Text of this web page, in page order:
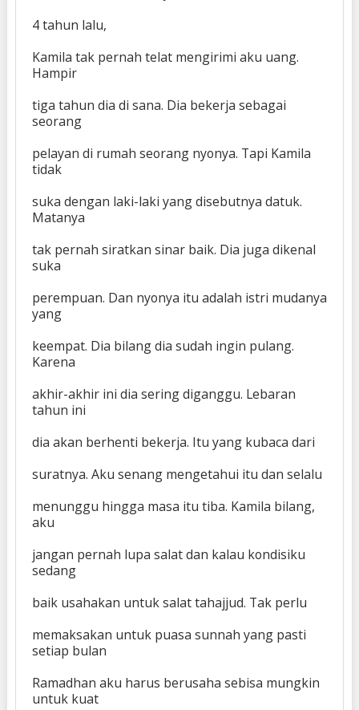
4 tahun lalu,
Kamila tak pernah telat mengirimi aku uang.
Hampir
tiga tahun dia di sana. Dia bekerja sebagai
seorang
pelayan di rumah seorang nyonya. Tapi Kamila
tidak
suka dengan laki-laki yang disebutnya datuk.
Matanya
tak pernah siratkan sinar baik. Dia juga dikenal
suka
perempuan. Dan nyonya itu adalah istri mudanya
yang
keempat. Dia bilang dia sudah ingin pulang.
Karena
akhir-akhir ini dia sering diganggu. Lebaran
tahun ini
dia akan berhenti bekerja. Itu yang kubaca dari
suratnya. Aku senang mengetahui itu dan selalu
menunggu hingga masa itu tiba. Kamila bilang,
aku
jangan pernah lupa salat dan kalau kondisiku
sedang
baik usahakan untuk salat tahajjud. Tak perlu
memaksakan untuk puasa sunnah yang pasti
setiap bulan
Ramadhan aku harus berusaha sebisa mungkin
untuk kuat